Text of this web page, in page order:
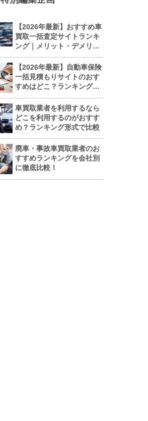
【2026年最新】おすすめ車
買取一括査定サイトランキ
ング｜メリット・デメリッ
トも解説
【2026年最新】自動車保険
一括見積もりサイトのおす
すめはどこ？ランキングで
車買取業者を利用するなら
どこを利用するのがおすす
め？ランキング形式で比較
廃車・事故車買取業者のお
すすめランキングを会社別
に徹底比較！